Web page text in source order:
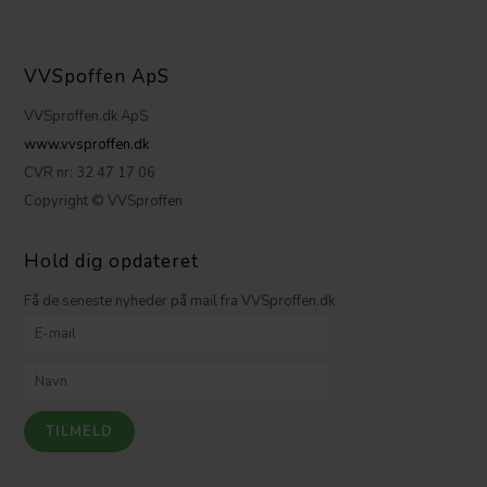
VVSpoffen ApS
VVSproffen.dk ApS
www.vvsproffen.dk
CVR nr: 32 47 17 06
Copyright © VVSproffen
Hold dig opdateret
Få de seneste nyheder på mail fra VVSproffen.dk